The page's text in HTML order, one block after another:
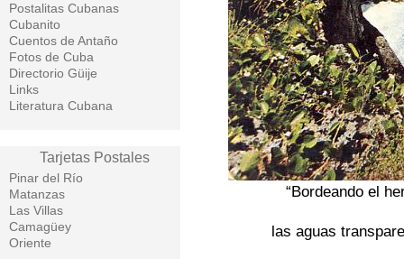
Postalitas Cubanas
Cubanito
Cuentos de Antaño
Fotos de Cuba
Directorio Güije
Links
Literatura Cubana
Tarjetas Postales
Pinar del Río
Matanzas
Las Villas
Camagüey
Oriente
“Bordeando el
las aguas